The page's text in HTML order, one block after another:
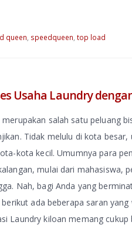
queen speedqueen ,top load
Usaha Laundry
salah satu peluang
Tidak melulu di kota
kota kecil. Umumnya para
mulai dari mahasiswa,
Nah, bagi Anda yang
ada beberapa saran
Laundry kiloan memang cukup